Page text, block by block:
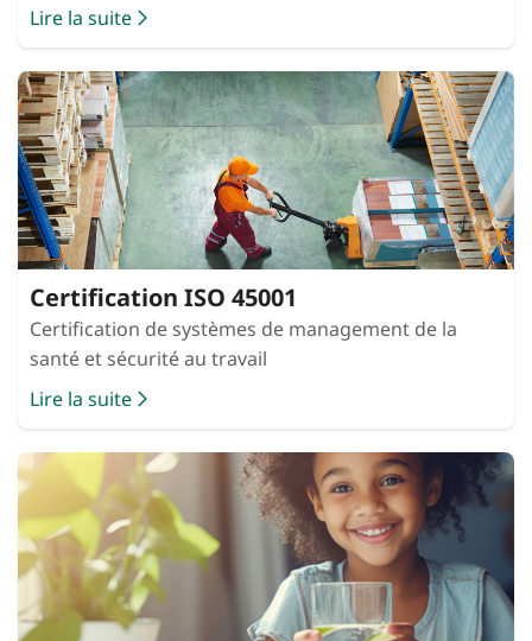
Lire la suite
Certification ISO 45001
Certification de systèmes de management de la
santé et sécurité au travail
Lire la suite